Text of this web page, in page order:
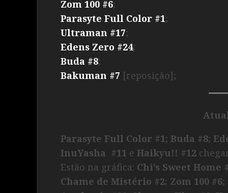
Zom 100 #6;
Parasyte Full Color #1;
Ultraman #17;
Edens Zero #24;
Buda #8;
Bakuman #7 [reposição];
Parasyte Full Color #1; Buda #8;
InuYasha #11 e Haikyu!! #12
Estão na gráfica: Chi’s Sweet Home
Chame de Mistério #2; Zom 100 #6;